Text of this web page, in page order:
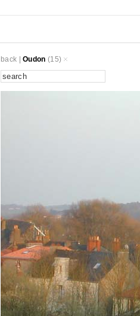
back |Oudon (15)